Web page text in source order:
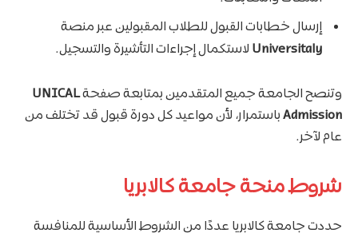
إرسال خطابات القبول للطلاب المقبولين عبر منصة
Universitaly لاستكمال إجراءات التأشيرة والتسجيل.
وتنصح الجامعة جميع المتقدمين بمتابعة صفحةUNICAL
Admissionباستمرار، لأن مواعيد كل دورة قبول قد تختلف من
عام لآخر.
شروط منحة جامعة كالابريا
حددت جامعة كالابريا عددًا من الشروط الأساسية للمنافسة